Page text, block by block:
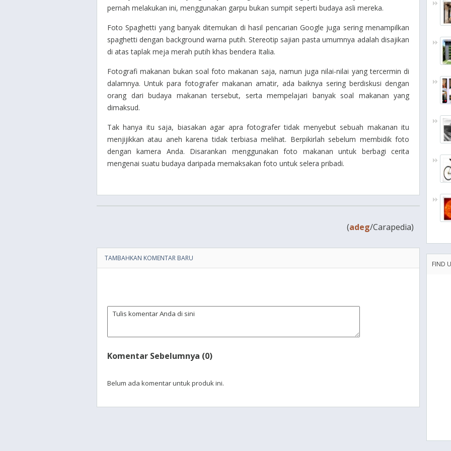
pernah melakukan ini, menggunakan garpu bukan sumpit seperti budaya asli mereka.
Foto Spaghetti yang banyak ditemukan di hasil pencarian Google juga sering menampilkan
spaghetti dengan background warna putih. Stereotip sajian pasta umumnya adalah disajikan
di atas taplak meja merah putih khas bendera Italia.
Fotografi makanan bukan soal foto makanan saja, namun juga nilai-nilai yang tercermin di
dalamnya. Untuk para fotografer makanan amatir, ada baiknya sering berdiskusi dengan
orang dari budaya makanan tersebut, serta mempelajari banyak soal makanan yang
dimaksud.
Tak hanya itu saja, biasakan agar apra fotografer tidak menyebut sebuah makanan itu
menjijikkan atau aneh karena tidak terbiasa melihat. Berpikirlah sebelum membidik foto
dengan kamera Anda. Disarankan menggunakan foto makanan untuk berbagi cerita
mengenai suatu budaya daripada memaksakan foto untuk selera pribadi.
(adeg/Carapedia)
TAMBAHKAN KOMENTAR BARU
Komentar Sebelumnya (0)
Belum ada komentar untuk produk ini.
FIND